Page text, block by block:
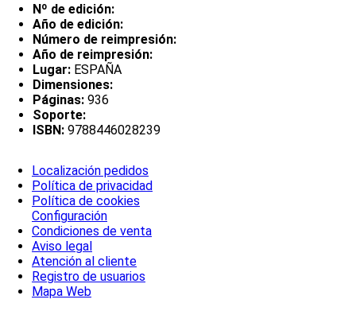
Nº de edición:
Año de edición:
Número de reimpresión:
Año de reimpresión:
Lugar: ESPAÑA
Dimensiones:
Páginas: 936
Soporte:
ISBN: 9788446028239
Localización pedidos
Política de privacidad
Política de cookies
Configuración
Condiciones de venta
Aviso legal
Atención al cliente
Registro de usuarios
Mapa Web